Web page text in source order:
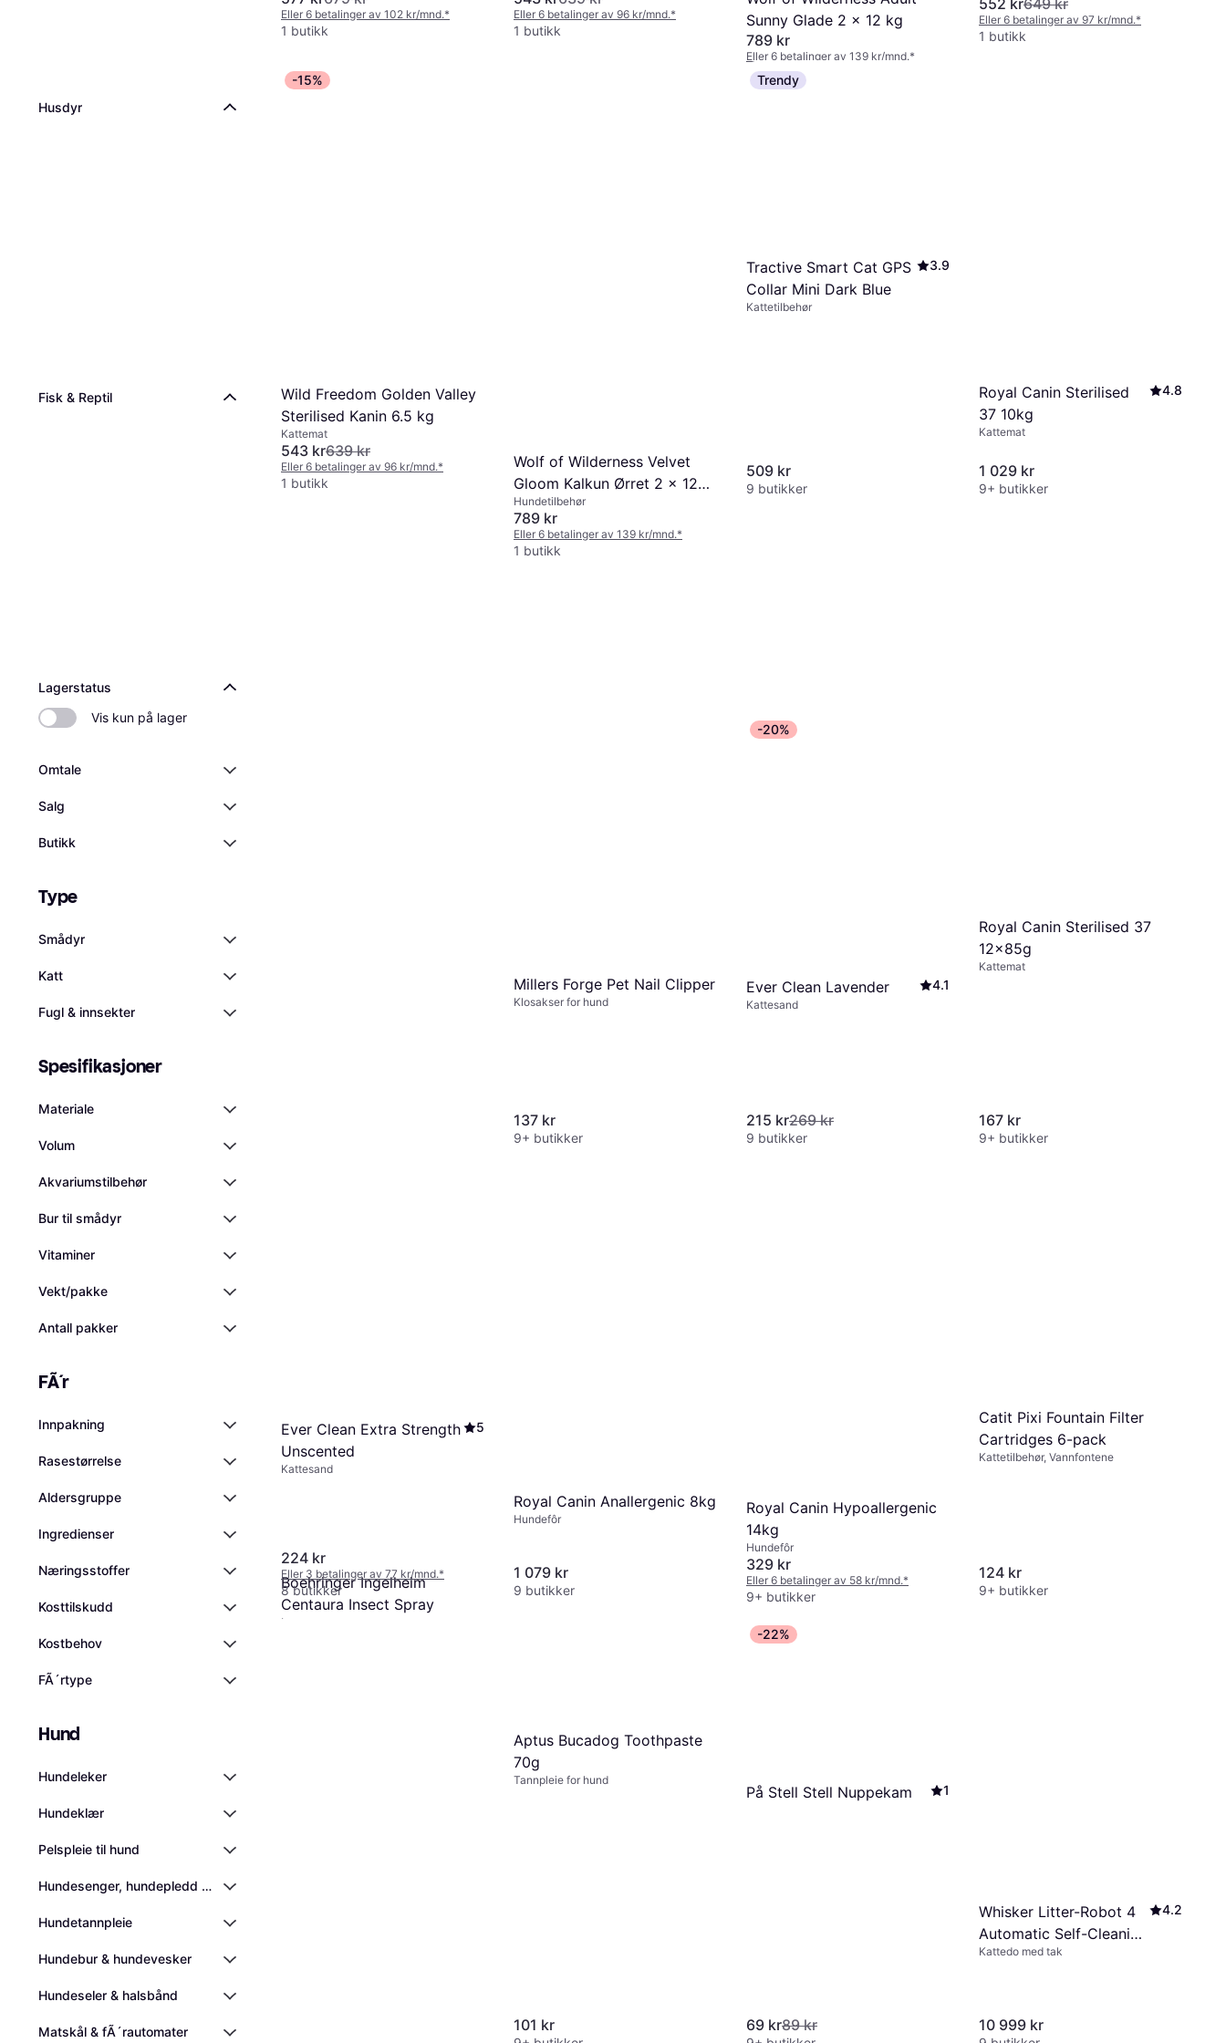
Husdyr
Fisk & Reptil
Lagerstatus
Vis kun på lager
Omtale
Salg
Butikk
Type
Smådyr
Katt
Fugl & innsekter
Spesifikasjoner
Materiale
Volum
Akvariumstilbehør
Bur til smådyr
Vitaminer
Vekt/pakke
Antall pakker
FÃ´r
Innpakning
Rasestørrelse
Aldersgruppe
Ingredienser
Næringsstoffer
Kosttilskudd
Kostbehov
FÃ´rtype
Hund
Hundeleker
Hundeklær
Pelspleie til hund
Hundesenger, hundepledd og kjølematter
Hundetannpleie
Hundebur & hundevesker
Hundeseler & halsbånd
Matskål & fÃ´rautomater
Eller 6 betalinger av 102 kr/mnd.*
1 butikk
Eller 6 betalinger av 96 kr/mnd.*
1 butikk
Sunny Glade 2 x 12 kg
789 kr
Eller 6 betalinger av 139 kr/mnd.*
1 butikk
552 kr649 kr
Eller 6 betalinger av 97 kr/mnd.*
1 butikk
-15%
Wild Freedom Golden Valley
Sterilised Kanin 6.5 kg
Kattemat
543 kr639 kr
Eller 6 betalinger av 96 kr/mnd.*
1 butikk
Wolf of Wilderness Velvet
Gloom Kalkun Ørret 2 x 12
kg
Hundetilbehør
789 kr
Eller 6 betalinger av 139 kr/mnd.*
1 butikk
Trendy
Tractive Smart Cat GPS
Collar Mini Dark Blue
3.9
Kattetilbehør
509 kr
9 butikker
Royal Canin Sterilised
37 10kg
4.8
Kattemat
1 029 kr
9+ butikker
Boehringer Ingelheim
Centaura Insect Spray
Pelspleie til hund
Millers Forge Pet Nail Clipper
Klosakser for hund
137 kr
9+ butikker
-20%
Ever Clean Lavender 4.1
Kattesand
215 kr269 kr
9 butikker
Royal Canin Sterilised 37
12x85g
Kattemat
167 kr
9+ butikker
Ever Clean Extra Strength
Unscented
5
Kattesand
224 kr
Eller 3 betalinger av 77 kr/mnd.*
8 butikker
Royal Canin Anallergenic 8kg
Hundefôr
1 079 kr
9 butikker
Royal Canin Hypoallergenic
14kg
Hundefôr
329 kr
Eller 6 betalinger av 58 kr/mnd.*
9+ butikker
Catit Pixi Fountain Filter
Cartridges 6-pack
Kattetilbehør, Vannfontene
124 kr
9+ butikker
Aptus Bucadog Toothpaste
70g
Tannpleie for hund
101 kr
-22%
På Stell Stell Nuppekam 1
69 kr89 kr
Whisker Litter-Robot 4
Automatic Self-Cleaning
Cat Litter Box - Black
4.2
Kattedo med tak
10 999 kr